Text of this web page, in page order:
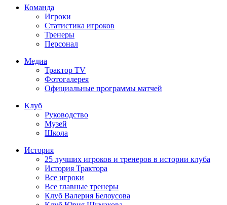
Команда
Игроки
Статистика игроков
Тренеры
Персонал
Медиа
Трактор TV
Фотогалерея
Официальные программы матчей
Клуб
Руководство
Музей
Школа
История
25 лучших игроков и тренеров в истории клуба
История Трактора
Все игроки
Все главные тренеры
Клуб Валерия Белоусова